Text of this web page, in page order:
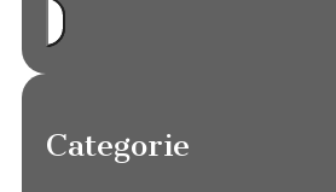
Categorie